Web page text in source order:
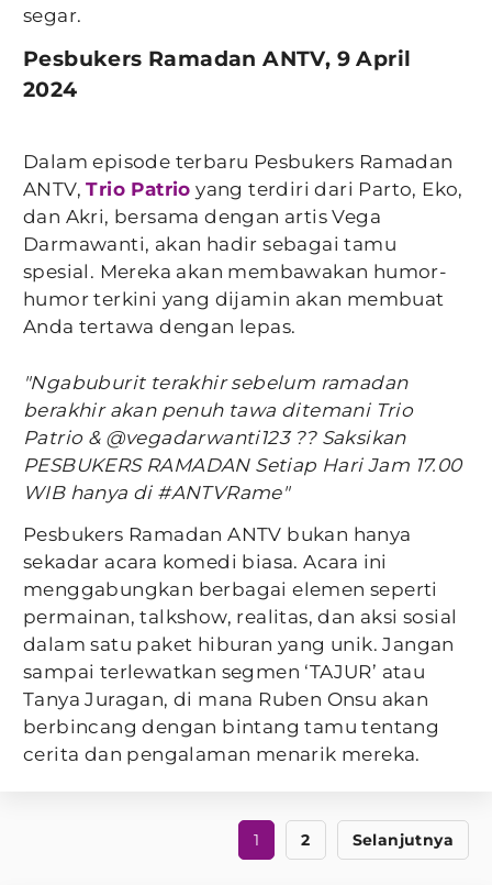
segar.
Pesbukers Ramadan ANTV, 9 April
2024
Dalam episode terbaru Pesbukers Ramadan
ANTV,Trio Patrio yang terdiri dari Parto, Eko,
dan Akri, bersama dengan artis Vega
Darmawanti, akan hadir sebagai tamu
spesial. Mereka akan membawakan humor-
humor terkini yang dijamin akan membuat
Anda tertawa dengan lepas.
"Ngabuburit terakhir sebelum ramadan
berakhir akan penuh tawa ditemani Trio
Patrio & @vegadarwanti123 ?? Saksikan
PESBUKERS RAMADAN Setiap Hari Jam 17.00
WIB hanya di #ANTVRame"
Pesbukers Ramadan ANTV bukan hanya
sekadar acara komedi biasa. Acara ini
menggabungkan berbagai elemen seperti
permainan, talkshow, realitas, dan aksi sosial
dalam satu paket hiburan yang unik. Jangan
sampai terlewatkan segmen ‘TAJUR’ atau
Tanya Juragan, di mana Ruben Onsu akan
berbincang dengan bintang tamu tentang
cerita dan pengalaman menarik mereka.
1 2 Selanjutnya